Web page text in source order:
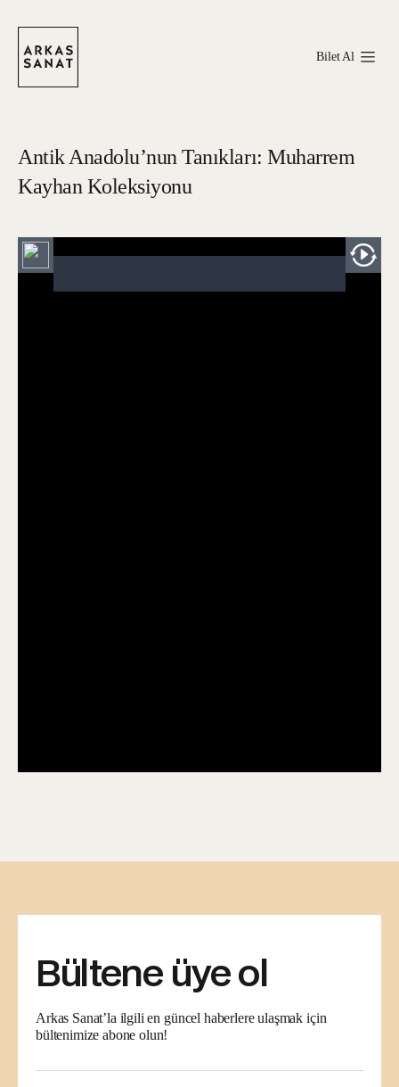
Bilet Al
Antik Anadolu’nun Tanıkları: Muharrem
Kayhan Koleksiyonu
Bültene üye ol
Arkas Sanat’la ilgili en güncel haberlere ulaşmak için
bültenimize abone olun!